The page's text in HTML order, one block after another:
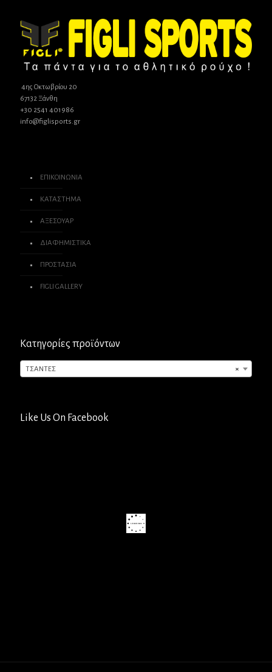
4ης Οκτωβρίου 20
67132 Ξάνθη
+30 2541 401986
info@figlisports.gr
ΕΠΙΚΟΙΝΩΝΙΑ
ΚΑΤΑΣΤΗΜΑ
ΑΞΕΣΟΥΑΡ
ΔΙΑΦΗΜΙΣΤΙΚΑ
ΠΡΟΣΤΑΣΙΑ
FIGLI GALLERY
Κατηγορίες προϊόντων
×
ΤΣΑΝΤΕΣ
Like Us On Facebook